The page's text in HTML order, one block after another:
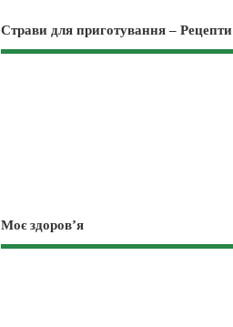
Страви для приготування – Рецепти
Моє здоров’я